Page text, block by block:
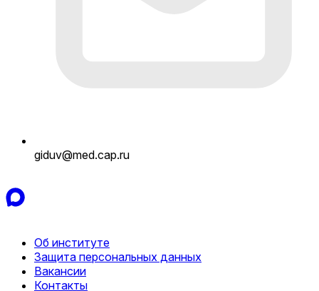
giduv@med.cap.ru
Об институте
Защита персональных данных
Вакансии
Контакты